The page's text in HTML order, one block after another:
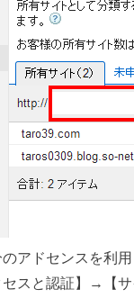
アドセンスを利
スと認証】→【